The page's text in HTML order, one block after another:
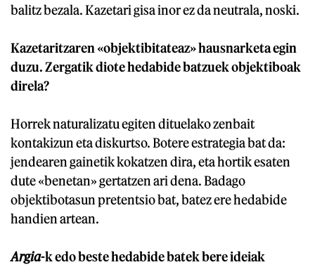
balitz bezala. Kazetari gisa inor ez da neutrala, noski.
Kazetaritzaren «objektibitateaz» hausnarketa egin
duzu. Zergatik diote hedabide batzuek objektiboak
direla?
Horrek naturalizatu egiten dituelako zenbait
kontakizun eta diskurtso. Botere estrategia bat da:
jendearen gainetik kokatzen dira, eta hortik esaten
dute «benetan» gertatzen ari dena. Badago
objektibotasun pretentsio bat, batez ere hedabide
handien artean.
Argia-k edo beste hedabide batek bere ideiak